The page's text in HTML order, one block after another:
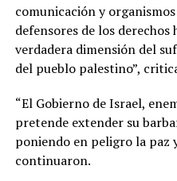
comunicación y
defensores de los
verdadera dimensión del
del pueblo palestino”,
“El Gobierno de Israel,
pretende extender su
poniendo en peligro la paz
continuaron.